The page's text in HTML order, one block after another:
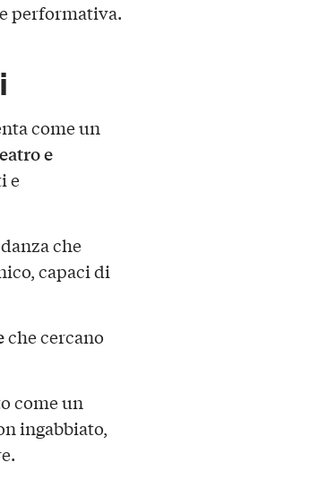
performativa.
come un
e
e
che
capaci di
che cercano
come un
ingabbiato,